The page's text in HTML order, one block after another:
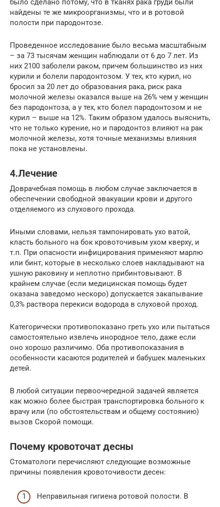
было сделано потому, что в тканях рака груди были
найдены те же микроорганизмы, что и в ротовой
полости при пародонтозе.
Проведенное исследование было весьма масштабным
– за 73 тысячам женщин наблюдали от 6 до 7 лет. Из
них 2100 заболели раком, причем большинство из них
курили и болели пародонтозом. У тех, кто курил, но
бросил за 20 лет до образования рака, риск рака
молочной железы оказался выше на 26% чем у женщин
без пародонтоза, а у тех, кто болел пародонтозом и не
курил – выше на 12%. Таким образом удалось выяснить,
что не только курение, но и пародонтоз влияют на рак
молочной железы, хотя точные механизмы влияния
пока не установлены.
4.Лечение
Доврачебная помощь в любом случае заключается в
обеспечении свободной эвакуации крови и другого
отделяемого из слухового прохода.
Иными словами, нельзя тампонировать ухо ватой,
класть больного на бок кровоточивым ухом кверху, и
т.п. При опасности инфицирования применяют марлю
или бинт, которые в несколько слоев накладывают на
ушную раковину и неплотно прибинтовывают. В
крайнем случае (если медицинская помощь будет
оказана заведомо нескоро) допускается закапывание
0,3% раствора перекиси водорода в слуховой проход.
Категорически противопоказано греть ухо или пытаться
самостоятельно извлечь инородное тело, даже если
оно хорошо различимо. Оба противопоказания в
особенности касаются родителей и бабушек маленьких
детей.
В любой ситуации первоочередной задачей является
как можно более быстрая транспортировка больного к
врачу или (по обстоятельствам и общему состоянию)
вызов Скорой помощи.
Почему кровоточат десны
Стоматологи перечисляют следующие возможные
причины появления кровоточивости десен:
Неправильная гигиена ротовой полости. В